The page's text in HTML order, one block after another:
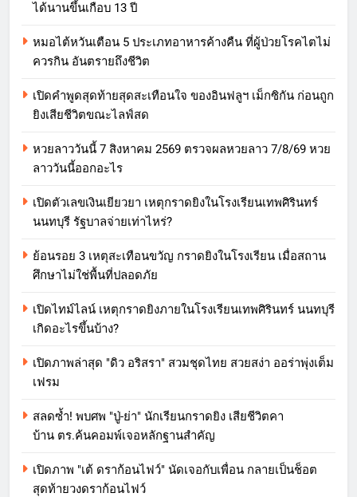
ได้นานขึ้นเกือบ 13 ปี
หมอไต้หวันเตือน 5 ประเภทอาหารค้างคืน ที่ผู้ป่วยโรคไตไม่
ควรกิน อันตรายถึงชีวิต
เปิดคำพูดสุดท้ายสุดสะเทือนใจ ของอินฟลูฯ เม็กซิกัน ก่อนถูก
ยิงเสียชีวิตขณะไลฟ์สด
หวยลาววันนี้ 7 สิงหาคม 2569 ตรวจผลหวยลาว 7/8/69 หวย
ลาววันนี้ออกอะไร
เปิดตัวเลขเงินเยียวยา เหตุกราดยิงในโรงเรียนเทพศิรินทร์
นนทบุรี รัฐบาลจ่ายเท่าไหร่?
ย้อนรอย 3 เหตุสะเทือนขวัญ กราดยิงในโรงเรียน เมื่อสถาน
ศึกษาไม่ใช่พื้นที่ปลอดภัย
เปิดไทม์ไลน์ เหตุกราดยิงภายในโรงเรียนเทพศิรินทร์ นนทบุรี
เกิดอะไรขึ้นบ้าง?
เปิดภาพล่าสุด "ดิว อริสรา" สวมชุดไทย สวยสง่า ออร่าพุ่งเต็ม
เฟรม
สลดซ้ำ! พบศพ "ปู่-ย่า" นักเรียนกราดยิง เสียชีวิตคา
บ้าน ตร.ค้นคอมพ์เจอหลักฐานสำคัญ
เปิดภาพ "เต้ ดราก้อนไฟว์" นัดเจอกับเพื่อน กลายเป็นช็อต
สุดท้ายวงดราก้อนไฟว์